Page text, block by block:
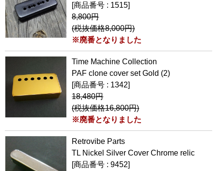
[商品番号 : 1515]
8,800円
(税抜価格8,000円)
※廃番となりました
Time Machine Collection
PAF clone cover set Gold (2)
[商品番号 : 1342]
18,480円
(税抜価格16,800円)
※廃番となりました
Retrovibe Parts
TL Nickel Silver Cover Chrome relic
[商品番号 : 9452]